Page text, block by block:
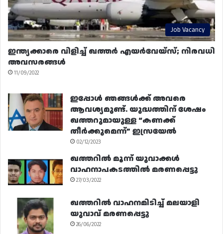
Job Vacancy
ഇന്ത്യക്കാരെ വിളിച്ച് ഖത്തർ എയർവേയ്‌സ്; നിരവധി
അവസരങ്ങൾ
11/09/2022
ഇപ്പോൾ ഞങ്ങൾക്ക് അവരെ
ആവശ്യമുണ്ട്. യുദ്ധത്തിന് ശേഷം
ഖത്തറുമായുള്ള “കണക്ക്
തീർക്കുമെന്ന്” ഇസ്രയേൽ
02/12/2023
ഖത്തറിൽ മൂന്ന് യുവാക്കൾ
വാഹനാപകടത്തിൽ മരണപ്പെട്ടു
27/03/2022
ഖത്തറിൽ വാഹനമിടിച്ച് മലയാളി
യുവാവ് മരണപ്പെട്ടു
26/06/2022